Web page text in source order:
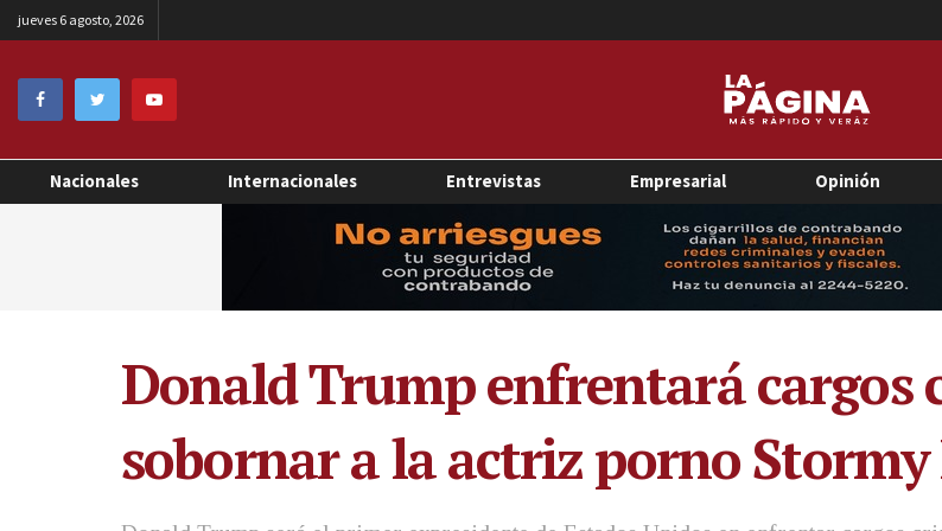
jueves 6 agosto, 2026
Nacionales Internacionales Entrevistas Empresarial Opinión
Donald Trump enfrentará cargos
sobornar a la actriz porno